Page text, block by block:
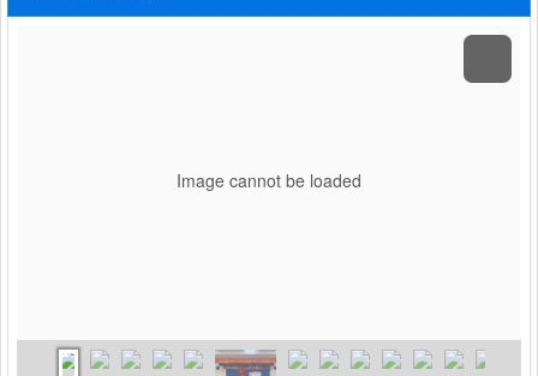
Image cannot be loaded